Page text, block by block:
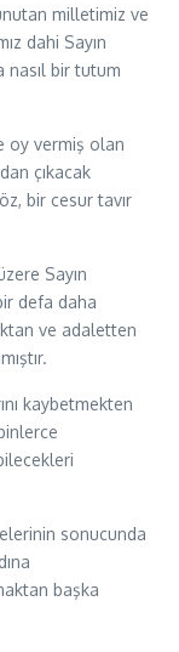
milletimiz ve
dahi Sayın
nasıl bir tutum
oy vermiş olan
çıkacak
bir cesur tavır
Sayın
defa daha
ve adaletten
kaybetmekten
sonucunda
başka